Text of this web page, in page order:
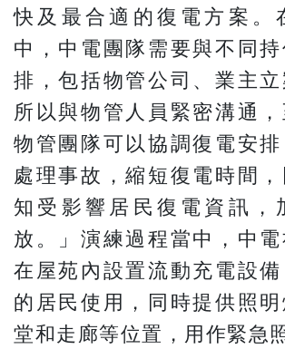
快及最合適的復電方案。
中，中電團隊需要與不同
排，包括物管公司、業主立
所以與物管人員緊密溝通，
物管團隊可以協調復電安
處理事故，縮短復電時間
知受影響居民復電資訊，
放。」演練過程當中，中
在屋苑內設置流動充電設
的居民使用，同時提供照
堂和走廊等位置，用作緊急照